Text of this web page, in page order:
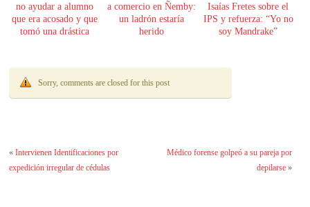
no ayudar a alumno
que era acosado y que
tomó una drástica
a comercio en Ñemby:
un ladrón estaría
herido
Isaías Fretes sobre el
IPS y refuerza: “Yo no
soy Mandrake”
Sorry, comments are closed for this post
«Intervienen Identificaciones por
expedición irregular de cédulas
Médico forense golpeó a su pareja por
depilarse»